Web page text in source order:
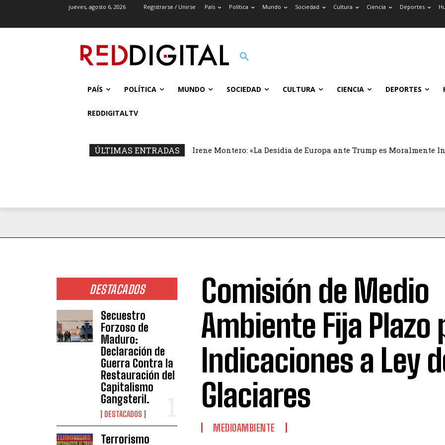
jueves, agosto 6, 2026 Registrarse / Unirse País Política Mundo Sociedad Cultura Ciencia Deportes
PAÍS POLÍTICA MUNDO SOCIEDAD CULTURA CIENCIA DEPORTES
REDDIGITALTV
ÚLTIMAS ENTRADAS Irene Montero: «La Desidia de Europa ante Trump es Moralmente
Trump: Bombardeo y Secuestro
DESTACADOS
Secuestro
Forzoso de
Maduro:
Declaración de
Guerra Contra la
Restauración del
Capitalismo
Gangsteril.
DESTACADOS
Terrorismo
Comisión de Medio
Ambiente Fija Plazo
Indicaciones a Ley
Glaciares
MEDIOAMBIENTE